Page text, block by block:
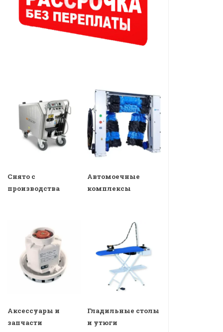
Снято с
производства
Автомоечные
комплексы
Аксессуары и
запчасти
Гладильные столы
и утюги